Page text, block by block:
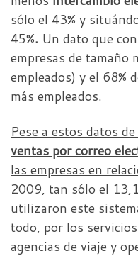
sólo el 43% y
45%. Un dato que
empresas de tamaño
empleados) y el 68%
más empleados.
Pese a estos datos
ventas por correo
las empresas en
2009, tan sólo el
utilizaron este
todo, por los
agencias de viaje y